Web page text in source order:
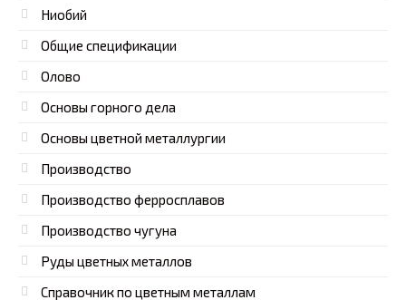
Ниобий
Общие спецификации
Олово
Основы горного дела
Основы цветной металлургии
Производство
Производство ферросплавов
Производство чугуна
Руды цветных металлов
Справочник по цветным металлам